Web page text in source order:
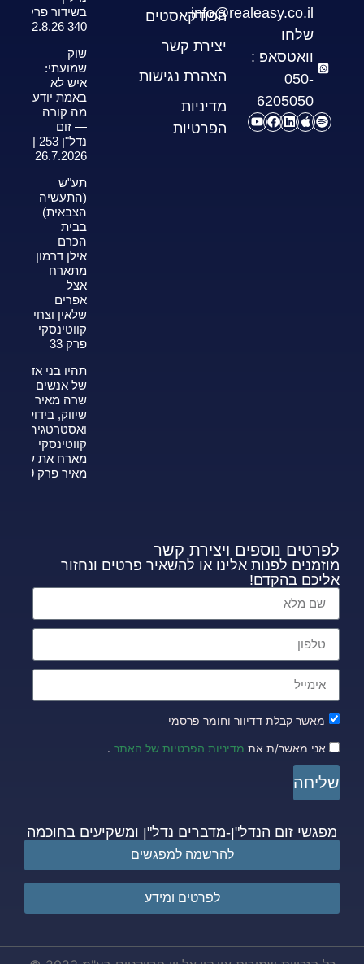
info@realeasy.co.il
שלחו
וואטסאפ :
050-
6205050
הפודקאסטים
יצירת קשר
הצהרת נגישות
מדיניות
הפרטיות
בשידור פרק
340 2.8.26
שוק
שמועתי:
איש לא
באמת יודע
מה קורה
— זום
נדל"ן 253 |
26.7.2026
תע"ש
(התעשיה
הצבאית)
בבית
הכרם –
אילן דרמון
מתארח
אצל
אפרים
שלאין וצחי
קווטינסקי
פרק 33
תהיו בני אדם
של אנשים —
שרה מאיר על
שיווק, בידול
ואסטרטגיה-צחי
קווטינסקי
מארח את שרה
מאיר פרק 339
לפרטים נוספים ויצירת קשר
מוזמנים לפנות אלינו או להשאיר פרטים ונחזור
אליכם בהקדם!
מאשר קבלת דדיוור וחומר פרסמי
אני מאשר/ת את מדיניות הפרטיות של האתר .
שליחה
מפגשי זום הנדל"ן-מדברים נדל"ן ומשקיעים בחוכמה
להרשמה למפגשים
לפרטים ומידע